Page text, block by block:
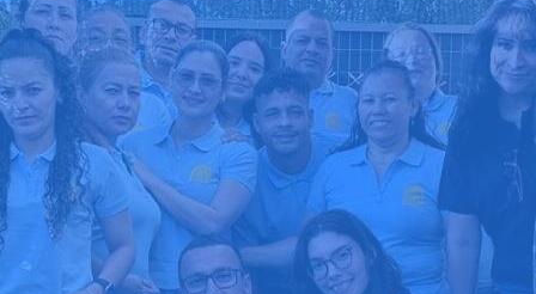
impecables para que tus
huéspedes se sientan como en
casa
Pide tu presupuesto gratis